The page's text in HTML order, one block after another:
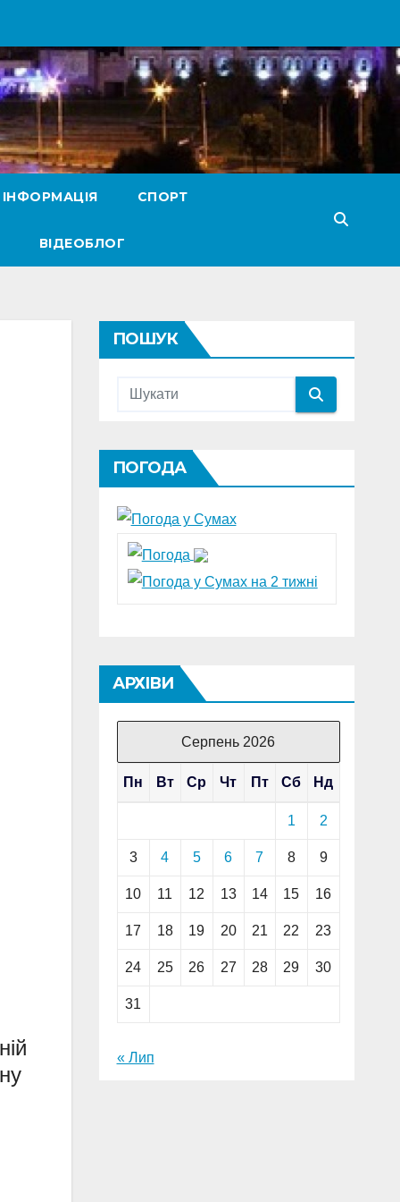
СПОРТ
ВІДЕОБЛОГ
ПОШУК
ПОГОДА
АРХІВИ
Серпень 2026
Пн Вт Ср Чт Пт Сб Нд
1 2
3 4 5 6 7 8 9
10 11 12 13 14 15 16
17 18 19 20 21 22 23
24 25 26 27 28 29 30
31
« Лип